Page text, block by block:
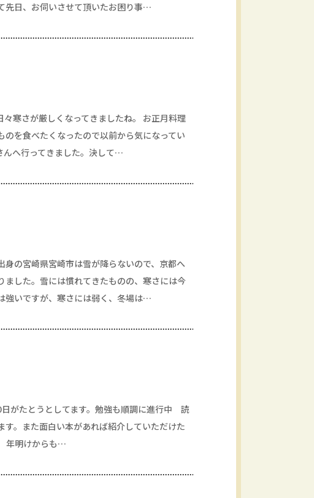
先日、お伺いさせて頂いたお困り事…
々寒さが厳しくなってきましたね。 お正月料理
のを食べたくなったので以前から気になってい
へ行ってきました。決して…
身の宮崎県宮崎市は雪が降らないので、京都へ
ました。雪には慣れてきたものの、寒さには今
強いですが、寒さには弱く、冬場は…
がたとうとしてます。勉強も順調に進行中 読
す。また面白い本があれば紹介していただけた
年明けからも…